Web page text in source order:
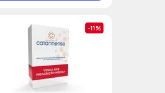
11%